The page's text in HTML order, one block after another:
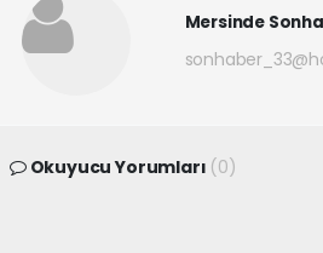
Mersinde
Okuyucu Yorumları (0)